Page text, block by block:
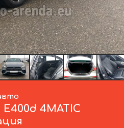
E400d 4MATIC